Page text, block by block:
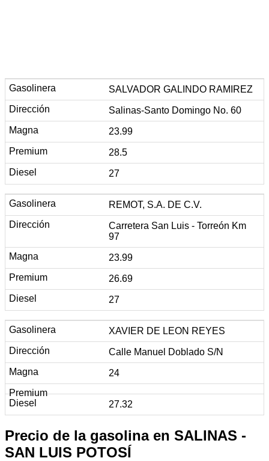
SALVADOR GALINDO RAMIREZ
Salinas-Santo Domingo No. 60
23.99
28.5
27
REMOT, S.A. DE C.V.
Carretera San Luis - Torreón Km
97
23.99
26.69
27
XAVIER DE LEON REYES
Calle Manuel Doblado S/N
24
27.32
Precio de la gasolina en SALINAS -
SAN LUIS POTOSÍ